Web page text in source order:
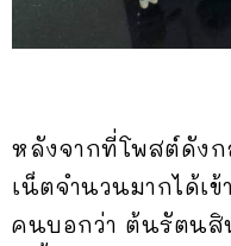
หลังจากที่โพสต์ดังก
เน็ตจำนวนมากได้เ
คนบอกว่า ต้นรัตนสิ